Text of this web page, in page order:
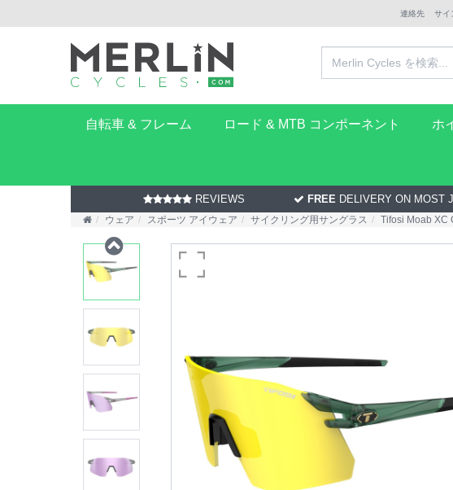
連絡先 サイ
自転車 & フレーム ロード & MTB コンポーネント ホ
REVIEWS FREE DELIVERY ON MOST
ウェア スポーツ アイウェア サイクリング用サングラス Tifosi Moab XC